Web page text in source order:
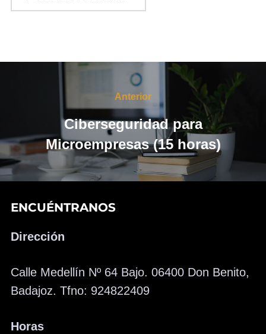
entradas
Anterior
Anterior
Ciberseguridad para
Microempresas (15 horas)
ENCUÉNTRANOS
Dirección
Calle Medellín Nº 64 Bajo. 06400 Don Benito,
Badajoz. Tfno: 924822409
Horas